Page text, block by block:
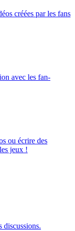
créées par les fans
avec les fan-
ou écrire des
jeux !
discussions.